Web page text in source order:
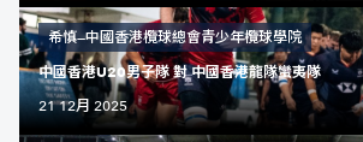
希慎—中國香港欖球總會青少年欖球學院
中國香港U20男子隊 對 中國香港龍隊蠻夷隊
21 12月 2025